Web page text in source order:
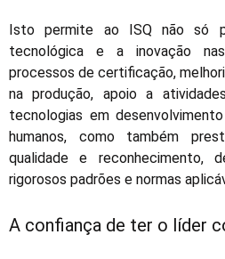
Isto permite ao ISQ não só
tecnológica e a inovação
processos de certificação,
na produção, apoio a
tecnologias em
humanos, como também
qualidade e reconhecimento,
rigorosos padrões e normas
A confiança de ter o líder